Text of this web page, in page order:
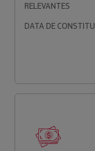
RELEVANTES
DATA DE